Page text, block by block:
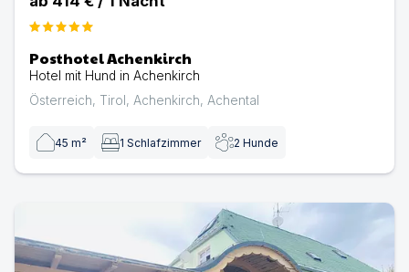
Posthotel Achenkirch
Hotel mit Hund in Achenkirch
Österreich, Tirol , Achenkirch, Achental
45 m² 1 Schlafzimmer 2 Hunde
Pension Waldhof zu Grillenburg mit Seen fussläufig |